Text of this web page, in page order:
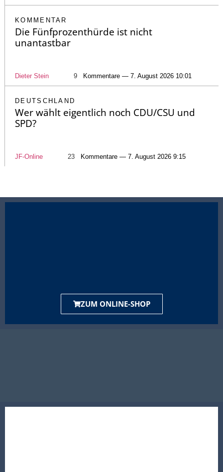
KOMMENTAR
Die Fünfprozenthürde ist nicht
unantastbar
Dieter Stein 9 Kommentare — 7. August 2026 10:01
DEUTSCHLAND
Wer wählt eigentlich noch CDU/CSU und
SPD?
JF-Online 23 Kommentare — 7. August 2026 9:15
ZUM ONLINE-SHOP